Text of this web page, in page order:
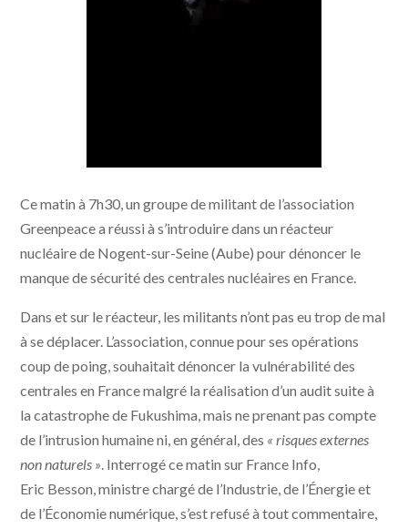
Ce matin à 7h30, un groupe de militant de l’association
Greenpeace a réussi à s’introduire dans un réacteur
nucléaire de Nogent-sur-Seine (Aube) pour dénoncer le
manque de sécurité des centrales nucléaires en France.
Dans et sur le réacteur, les militants n’ont pas eu trop de mal
à se déplacer. L’association, connue pour ses opérations
coup de poing, souhaitait dénoncer la vulnérabilité des
centrales en France malgré la réalisation d’un audit suite à
la catastrophe de Fukushima, mais ne prenant pas compte
de l’intrusion humaine ni, en général, des « risques externes
non naturels » . Interrogé ce matin sur France Info,
Eric Besson, ministre chargé de l’Industrie, de l’Énergie et
de l’Économie numérique, s’est refusé à tout commentaire,